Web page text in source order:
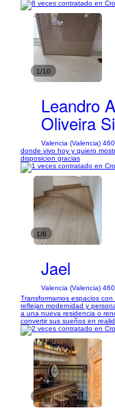
1/10
Leandro
Oliveira
Valencia (Valencia)
donde vivo hoy y quiero
disposicion gracias
1/6
Jael
Valencia (Valencia)
Transformamos espacios
reflejan modernidad y
a una nueva residencia o
convertir sus sueños en
1/6